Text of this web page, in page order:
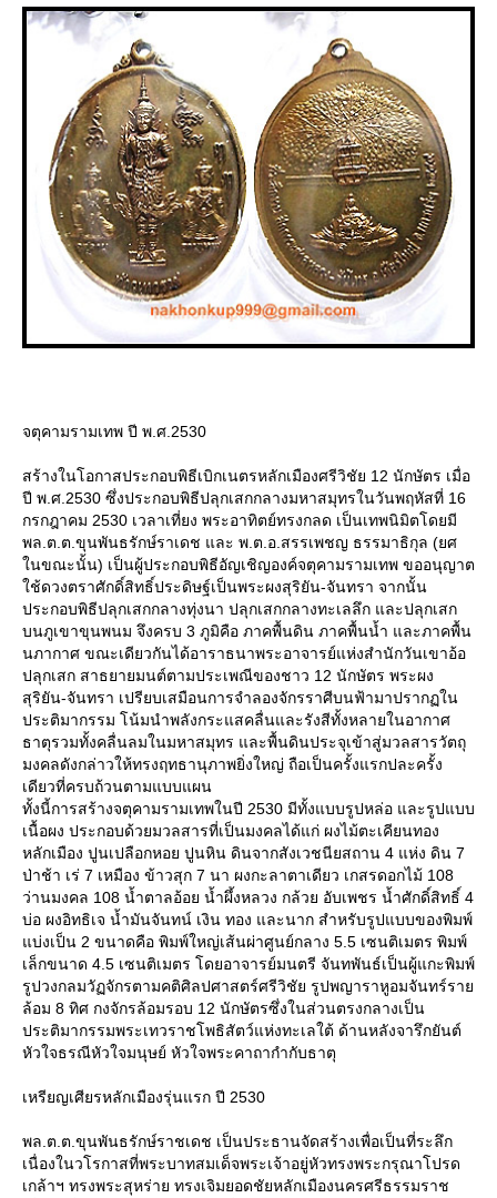
จตุคามรามเทพ ปี พ.ศ.2530
สร้างในโอกาสประกอบพิธีเบิกเนตรหลักเมืองศรีวิชัย 12 นักษัตร เมื่อ
ปี พ.ศ.2530 ซึ่งประกอบพิธีปลุกเสกกลางมหาสมุทรในวันพฤหัสที่ 16
กรกฎาคม 2530 เวลาเที่ยง พระอาทิตย์ทรงกลด เป็นเทพนิมิตโดยมี
พล.ต.ต.ขุนพันธรักษ์ราเดช และ พ.ต.อ.สรรเพชญ ธรรมาธิกุล (ยศ
นขณะนั้น) เป็นผู้ประกอบพิธีอัญเชิญองค์จตุคามรามเทพ ขออนุญาต
ช้ดวงตราศักดิ์สิทธิ์ประดิษฐ์เป็นพระผงสุริยัน-จันทรา จากนั้น
ประกอบพิธีปลุกเสกกลางทุ่งนา ปลุกเสกกลางทะเลลึก และปลุกเสก
บนภูเขาขุนพนม จึงครบ 3 ภูมิคือ ภาคพื้นดิน ภาคพื้นน้ำ และภาคพื้น
นภากาศ ขณะเดียวกันได้อาราธนาพระอาจารย์แห่งสำนักวันเขาอ้อ
ปลุกเสก สาธยายมนต์ตามประเพณีของชาว 12 นักษัตร พระผง
สุริยัน-จันทรา เปรียบเสมือนการจำลองจักรราศีบนฟ้ามาปรากฏใน
ประติมากรรม โน้มนำพลังกระแสคลื่นและรังสีทั้งหลายในอากาศ
ธาตุรวมทั้งคลื่นลมในมหาสมุทร และพื้นดินประจุเข้าสู่มวลสารวัตถุ
มงคลดังกล่าวให้ทรงฤทธานุภาพยิ่งใหญ่ ถือเป็นครั้งแรกปละครั้ง
เดียวที่ครบถ้วนตามแบบแผน
ทั้งนี้การสร้างจตุคามรามเทพในปี 2530 มีทั้งแบบรูปหล่อ และรูปแบบ
เนื้อผง ประกอบด้วยมวลสารที่เป็นมงคลได้แก่ ผงไม้ตะเคียนทอง
หลักเมือง ปูนเปลือกหอย ปูนหิน ดินจากสังเวชนียสถาน 4 แห่ง ดิน 7
ป่าช้า เร่ 7 เหมือง ข้าวสุก 7 นา ผงกะลาตาเดียว เกสรดอกไม้ 108
ว่านมงคล 108 น้ำตาลอ้อย น้ำผึ้งหลวง กล้วย อับเพชร น้ำศักดิ์สิทธิ์ 4
บ่อ ผงอิทธิเจ น้ำมันจันทน์ เงิน ทอง และนาก สำหรับรูปแบบของพิมพ์
บ่งเป็น 2 ขนาดคือ พิมพ์ใหญ่เส้นผ่าศูนย์กลาง 5.5 เซนติเมตร พิมพ์
เล็กขนาด 4.5 เซนติเมตร โดยอาจารย์มนตรี จันทพันธ์เป็นผู้แกะพิมพ์
รูปวงกลมวัฏจักรตามคติศิลปศาสตร์ศรีวิชัย รูปพญาราหูอมจันทร์รา
ล้อม 8 ทิศ กงจักรล้อมรอบ 12 นักษัตรซึ่งในส่วนตรงกลางเป็น
ประติมากรรมพระเทวราชโพธิสัตว์แห่งทะเลใต้ ด้านหลังจารึกยันต์
หัวใจธรณีหัวใจมนุษย์ หัวใจพระคาถากำกับธาตุ
เหรียญเศียรหลักเมืองรุ่นแรก ปี 2530
พล.ต.ต.ขุนพันธรักษ์ราชเดช เป็นประธานจัดสร้างเพื่อเป็นที่ระลึก
เนื่องในวโรกาสที่พระบาทสมเด็จพระเจ้าอยู่หัวทรงพระกรุณาโปรด
เกล้าฯ ทรงพระสุหร่าย ทรงเจิมยอดชัยหลักเมืองนครศรีธรรมราช